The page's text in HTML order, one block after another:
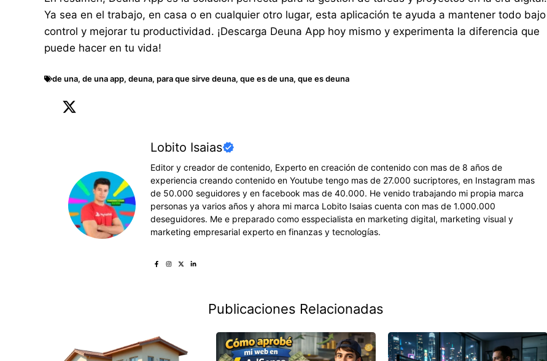
Ya sea en el trabajo, en casa o en cualquier otro lugar, esta aplicación te ayuda a mantener todo bajo
control y mejorar tu productividad. ¡Descarga Deuna App hoy mismo y experimenta la diferencia que
puede hacer en tu vida!
de una, de una app, deuna, para que sirve deuna, que es de una, que es deuna
Lobito Isaias
Editor y creador de contenido, Experto en creación de contenido con mas de 8 años de
experiencia creando contenido en Youtube tengo mas de 27.000 sucriptores, en Instagram mas
de 50.000 seguidores y en facebook mas de 40.000. He venido trabajando mi propia marca
personas ya varios años y ahora mi marca Lobito Isaias cuenta con mas de 1.000.000
deseguidores. Me e preparado como esspecialista en marketing digital, marketing visual y
marketing empresarial experto en finanzas y tecnologías.
Publicaciones Relacionadas